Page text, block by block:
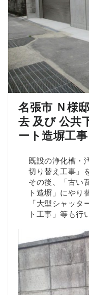
名張市 Ｎ様
去 及び 公共
ート造塀工事
既設の浄化槽・
切り替え工事」
その後、「古い
ト造塀」にやり
「大型シャッ
ト工事」等も行